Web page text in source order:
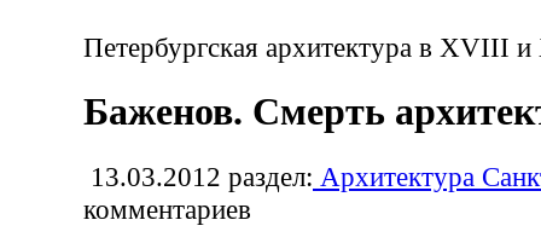
Петербургская архитектура в XVIII
Баженов. Смерть
13.03.2012 раздел: Архитектура
комментариев